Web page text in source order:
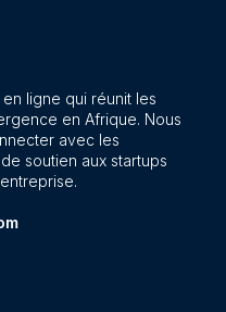
ligne qui réunit les
en Afrique. Nous
avec les
soutien aux startups